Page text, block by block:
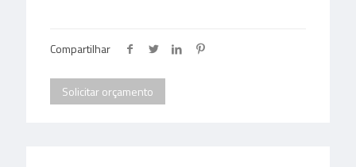
Compartilhar
Solicitar orçamento